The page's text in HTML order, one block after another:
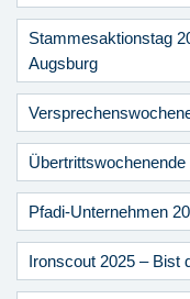
Stammesaktionstag
Augsburg
Übertrittswochenende
Pfadi-Unternehmen
Ironscout 2025 – Bist